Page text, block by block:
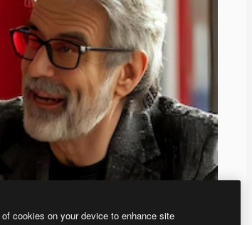
изображений на основе ИИ.
cookies on your device to enhance site